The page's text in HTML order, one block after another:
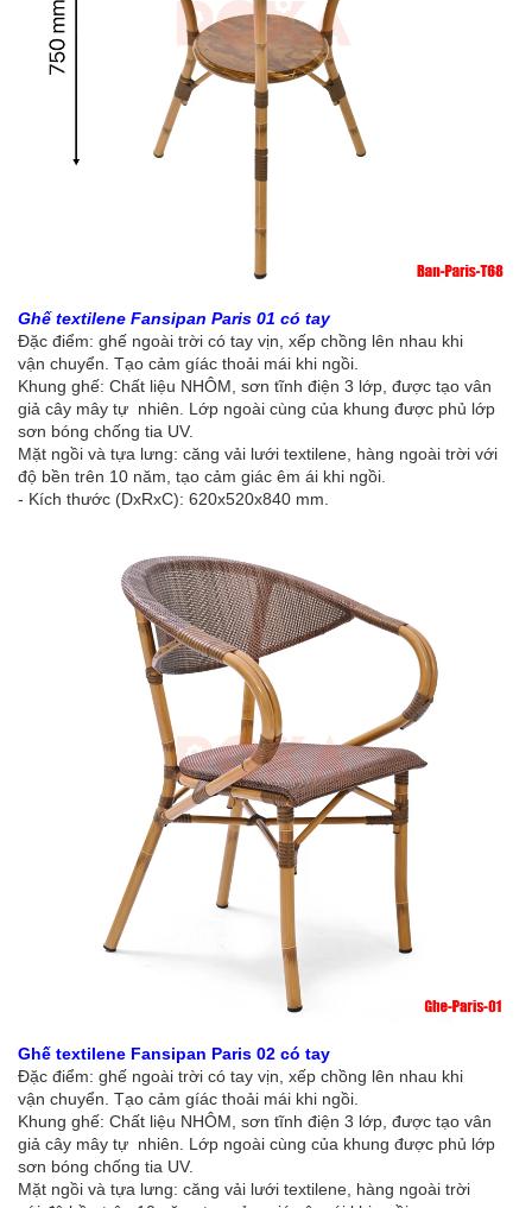
Ghế textilene Fansipan Paris 01 có tay
Đặc điểm: ghế ngoài trời có tay vịn, xếp chồng lên nhau khi
vận chuyển. Tạo cảm gíác thoải mái khi ngồi.
Khung ghế: Chất liệu NHÔM, sơn tĩnh điện 3 lớp, được tạo vân
giả cây mây tự nhiên. Lớp ngoài cùng của khung được phủ lớp
sơn bóng chống tia UV.
Mặt ngồi và tựa lưng: căng vải lưới textilene, hàng ngoài trời với
độ bền trên 10 năm, tạo cảm giác êm ái khi ngồi.
- Kích thước (DxRxC): 620x520x840 mm.
Ghế textilene Fansipan Paris 02 có tay
Đặc điểm: ghế ngoài trời có tay vịn, xếp chồng lên nhau khi
vận chuyển. Tạo cảm gíác thoải mái khi ngồi.
Khung ghế: Chất liệu NHÔM, sơn tĩnh điện 3 lớp, được tạo vân
giả cây mây tự nhiên. Lớp ngoài cùng của khung được phủ lớp
sơn bóng chống tia UV.
Mặt ngồi và tựa lưng: căng vải lưới textilene, hàng ngoài trời